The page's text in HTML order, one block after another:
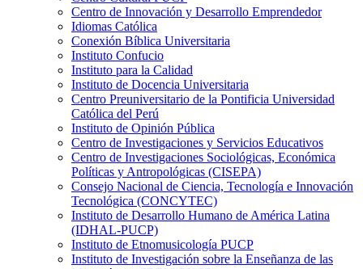
Centro de Innovación y Desarrollo Emprendedor
Idiomas Católica
Conexión Bíblica Universitaria
Instituto Confucio
Instituto para la Calidad
Instituto de Docencia Universitaria
Centro Preuniversitario de la Pontificia Universidad
Católica del Perú
Instituto de Opinión Pública
Centro de Investigaciones y Servicios Educativos
Centro de Investigaciones Sociológicas, Económica
Políticas y Antropológicas (CISEPA)
Consejo Nacional de Ciencia, Tecnología e Innovación
Tecnológica (CONCYTEC)
Instituto de Desarrollo Humano de América Latina
(IDHAL-PUCP)
Instituto de Etnomusicología PUCP
Instituto de Investigación sobre la Enseñanza de las